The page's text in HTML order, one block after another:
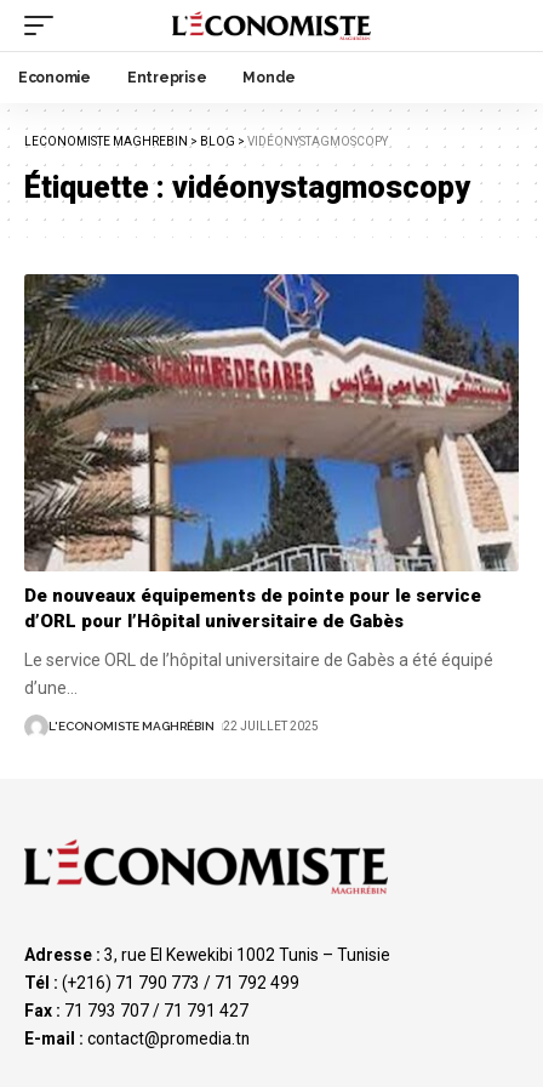
Economie Entreprise Monde
LECONOMISTE MAGHREBIN > BLOG > VIDÉONYSTAGMOSCOPY
Étiquette :vidéonystagmoscopy
De nouveaux équipements de pointe pour le service
d’ORL pour l’Hôpital universitaire de Gabès
Le service ORL de l’hôpital universitaire de Gabès a été équipé
d’une
L'ECONOMISTE MAGHRÉBIN 22 JUILLET 2025
Adresse : 3, rue El Kewekibi 1002 Tunis – Tunisie
Tél : (+216) 71 790 773 / 71 792 499
Fax : 71 793 707 / 71 791 427
E-mail : contact@promedia.tn